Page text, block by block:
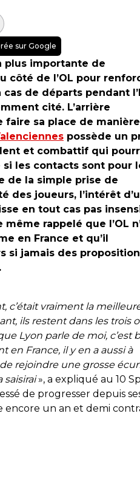
sur Google
plus importante de
côté de l’OL pour
de départs pendant
cité. L’arrière
faire sa place de manière
possède un
et combattif qui
si les contacts sont pour
de la simple prise de
des joueurs, l’intérêt
en tout cas pas
rappelé que l’OL
en France et qu’il
si jamais des
c’était vraiment la
ils restent dans les trois
Lyon parle de moi, c’est
en France, il y en a aussi à
de rejoindre une grosse
saisirai», a expliqué au 10
de progresser depuis
encore un an et demi